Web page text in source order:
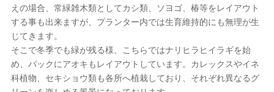
えの場合、常緑雑木類としてカシ類、ソヨゴ、椿等をレイアウト
する事も出来ますが、プランター内では生育維持的にも無理が生
じてきます。
そこで冬季でも緑が残る様、こちらではナリヒラヒイラギを始
め、バックにアオキもレイアウトしています。カレックスやイネ
科植物、セキショウ類も各所へ植栽しており、それぞれ異なるグ